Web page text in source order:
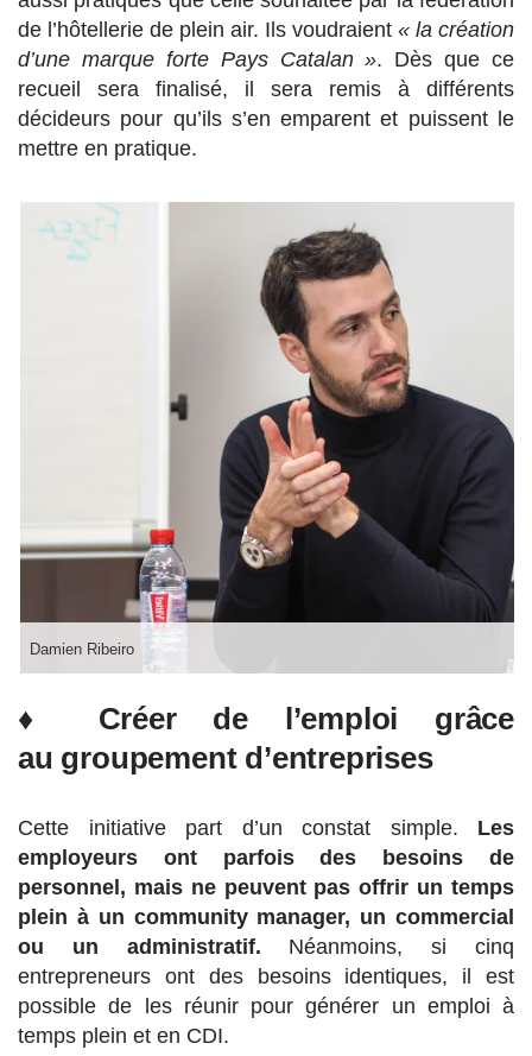
de l’hôtellerie de plein air. Ils voudraient « la création
d’une marque forte Pays Catalan ». Dès que ce
recueil sera finalisé, il sera remis à différents
décideurs pour qu’ils s’en emparent et puissent le
mettre en pratique.
Damien Ribeiro
♦ Créer de l’emploi grâce
au groupement d’entreprises
Cette initiative part d’un constat simple. Les
employeurs ont parfois des besoins de
personnel, mais ne peuvent pas offrir un temps
plein à un community manager, un commercial
ou un administratif. Néanmoins, si cinq
entrepreneurs ont des besoins identiques, il est
possible de les réunir pour générer un emploi à
temps plein et en CDI.